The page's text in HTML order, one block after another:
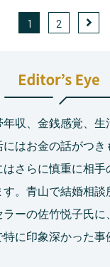
1 2
年収、金銭感覚、生
はお金の話がつき
さらに慎重に相手
す。青山で結婚相談
ラーの佐竹悦子氏に
に印象深かった事